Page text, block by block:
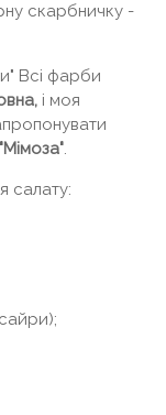
скарбничку -
Всі фарби
і моя
"Мімоза".
салату: